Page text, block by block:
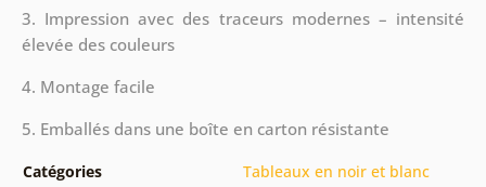
3. Impression avec des traceurs modernes – intensité
élevée des couleurs
4. Montage facile
5. Emballés dans une boîte en carton résistante
Catégories Tableaux en noir et blanc